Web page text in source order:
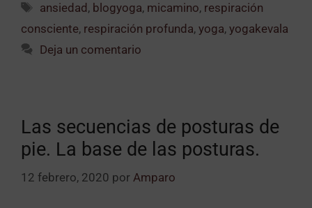
ansiedad , blogyoga, micamino, respiración
consciente, respiración profunda, yoga, yogakevala
Deja un comentario
Las secuencias de posturas de
pie. La base de las posturas.
12 febrero, 2020 por Amparo